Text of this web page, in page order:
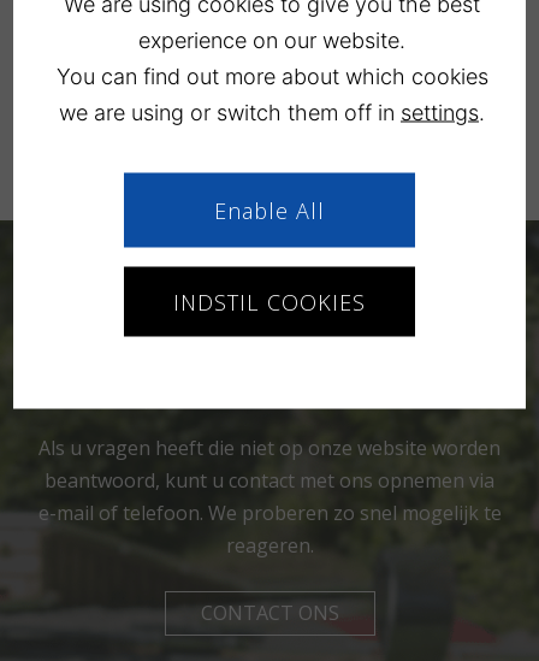
In geval van nood kunt u de camping bereiken op
tel. 21 58 90 91
reserveren
Als u vragen heeft die niet op onze website worden
beantwoord, kunt u contact met ons opnemen via
e-mail of telefoon. We proberen zo snel mogelijk te
reageren.
CONTACT ONS
experience on our website.
You can find out more about which cookies
we are using or switch them off in settings.
INDSTIL COOKIES
Enable All